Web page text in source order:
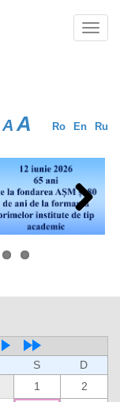
Ro En Ru
A A
Next
S
D
1
2